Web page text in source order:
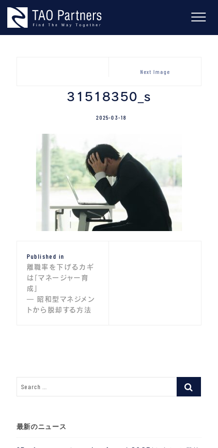
content
Next Image
31518350_s
2025-03-18
稿
ナ
ビ
ゲ
ン
Published in
離職率を下げるカギ
は「マネージャー育
成」
― 昭和型マネジメン
トから脱却する方法
最新のニュース